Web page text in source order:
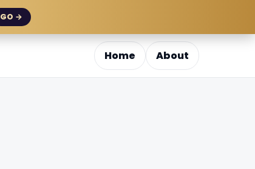
GO →
Home About